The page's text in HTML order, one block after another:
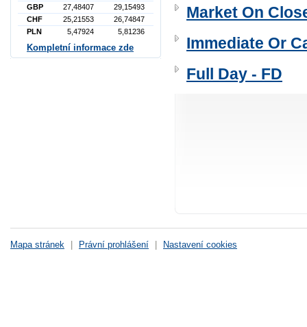
Market On
Immediate Or
Full Day - FD
GBP
27,48407
29,15493
CHF
25,21553
26,74847
PLN
5,47924 5,81236
Kompletní informace zde
Mapa stránek | Právní prohlášení | Nastavení cookies